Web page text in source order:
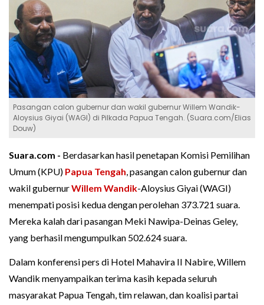
Pasangan calon gubernur dan wakil gubernur Willem Wandik-
Aloysius Giyai (WAGI) di Pilkada Papua Tengah. (Suara.com/Elias
Douw)
Suara.com - Berdasarkan hasil penetapan Komisi Pemilihan
Umum (KPU) Papua Tengah, pasangan calon gubernur dan
wakil gubernurWillem Wandik-Aloysius Giyai (WAGI)
menempati posisi kedua dengan perolehan 373.721 suara.
Mereka kalah dari pasangan Meki Nawipa-Deinas Geley,
yang berhasil mengumpulkan 502.624 suara.
Dalam konferensi pers di Hotel Mahavira II Nabire, Willem
Wandik menyampaikan terima kasih kepada seluruh
masyarakat Papua Tengah, tim relawan, dan koalisi partai